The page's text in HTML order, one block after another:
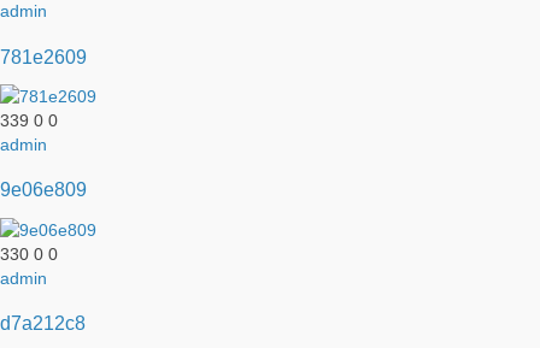
admin
781e2609
339 0 0
admin
9e06e809
330 0 0
admin
d7a212c8